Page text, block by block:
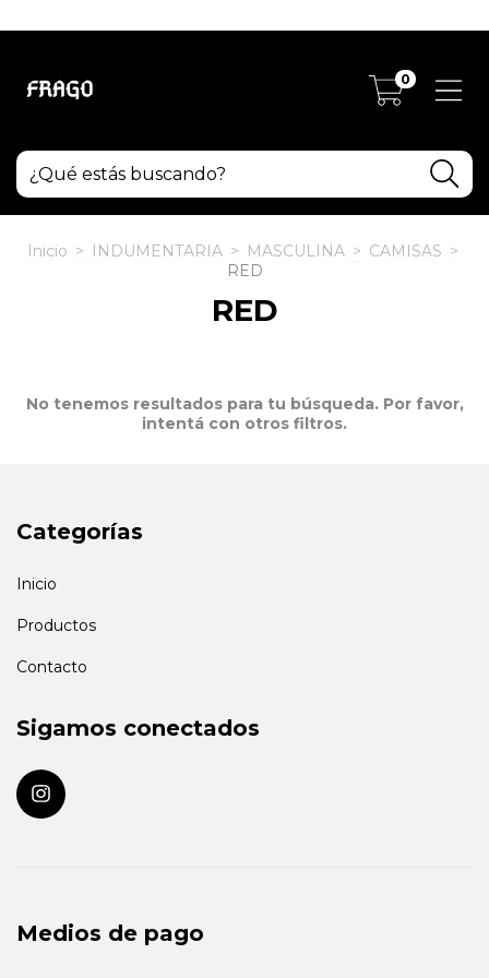
0
Inicio > INDUMENTARIA > MASCULINA > CAMISAS >
RED
RED
No tenemos resultados para tu búsqueda. Por favor,
intentá con otros filtros.
Categorías
Inicio
Productos
Contacto
Sigamos conectados
Medios de pago